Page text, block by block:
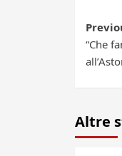
“Che
Altre